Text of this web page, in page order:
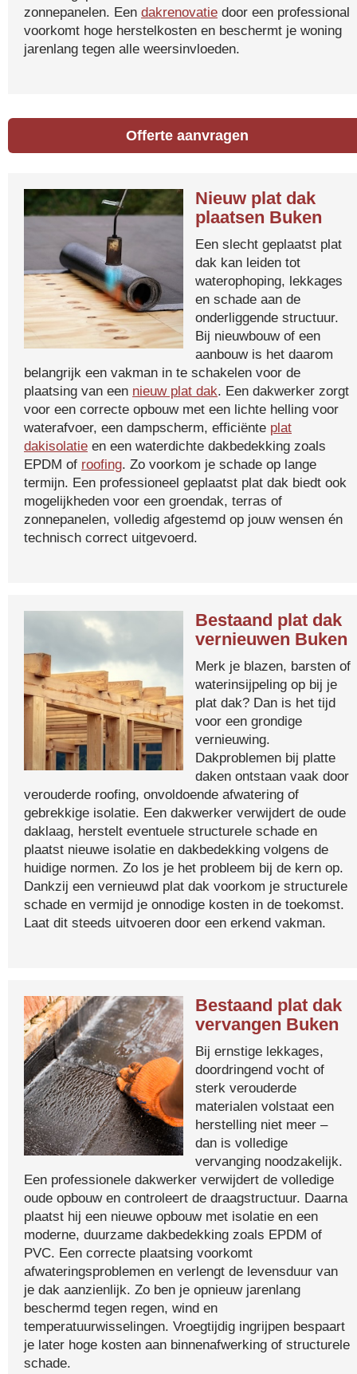
zonnepanelen. Een dakrenovatie door een professional
voorkomt hoge herstelkosten en beschermt je woning
jarenlang tegen alle weersinvloeden.
Offerte aanvragen
Nieuw plat dak
plaatsen Buken
Een slecht geplaatst plat
dak kan leiden tot
waterophoping, lekkages
en schade aan de
onderliggende structuur.
Bij nieuwbouw of een
aanbouw is het daarom
belangrijk een vakman in te schakelen voor de
plaatsing van een nieuw plat dak. Een dakwerker zorgt
voor een correcte opbouw met een lichte helling voor
waterafvoer, een dampscherm, efficiënte plat
dakisolatie en een waterdichte dakbedekking zoals
EPDM of roofing. Zo voorkom je schade op lange
termijn. Een professioneel geplaatst plat dak biedt ook
mogelijkheden voor een groendak, terras of
zonnepanelen, volledig afgestemd op jouw wensen én
technisch correct uitgevoerd.
Bestaand plat dak
vernieuwen Buken
Merk je blazen, barsten of
waterinsijpeling op bij je
plat dak? Dan is het tijd
voor een grondige
vernieuwing.
Dakproblemen bij platte
daken ontstaan vaak door
verouderde roofing, onvoldoende afwatering of
gebrekkige isolatie. Een dakwerker verwijdert de oude
daklaag, herstelt eventuele structurele schade en
plaatst nieuwe isolatie en dakbedekking volgens de
huidige normen. Zo los je het probleem bij de kern op.
Dankzij een vernieuwd plat dak voorkom je structurele
schade en vermijd je onnodige kosten in de toekomst.
Laat dit steeds uitvoeren door een erkend vakman.
Bestaand plat dak
vervangen Buken
Bij ernstige lekkages,
doordringend vocht of
sterk verouderde
materialen volstaat een
herstelling niet meer –
dan is volledige
vervanging noodzakelijk.
Een professionele dakwerker verwijdert de volledige
oude opbouw en controleert de draagstructuur. Daarna
plaatst hij een nieuwe opbouw met isolatie en een
moderne, duurzame dakbedekking zoals EPDM of
PVC. Een correcte plaatsing voorkomt
afwateringsproblemen en verlengt de levensduur van
je dak aanzienlijk. Zo ben je opnieuw jarenlang
beschermd tegen regen, wind en
temperatuurwisselingen. Vroegtijdig ingrijpen bespaart
je later hoge kosten aan binnenafwerking of structurele
schade.